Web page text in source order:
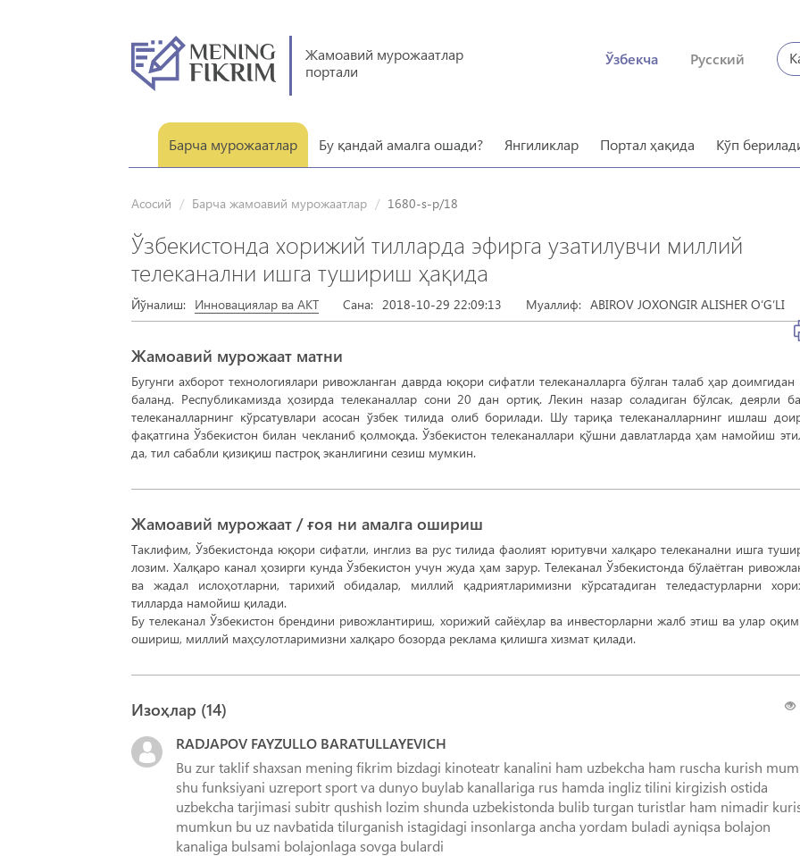
Жамоавий мурожаатлар
портали
Ўзбекча Русский
Барча мурожаатлар Бу қандай амалга ошади? Янгиликлар Портал ҳақида Кўп
Асосий Барча жамоавий мурожаатлар 1680-s-p/18
Ўзбекистонда хорижий тилларда эфирга узатилувчи миллий
телеканални ишга тушириш ҳақида
Йўналиш: Инновациялар ва АКТ Сана: 2018-10-29 22:09:13 Муаллиф: ABIROV JOXONGIR ALISHER O‘G‘LI
Жамоавий мурожаат матни
Бугунги ахборот технологиялари ривожланган даврда юқори сифатли телеканалларга бўлган талаб ҳар
баланд. Республикамизда ҳозирда телеканаллар сони 20 дан ортиқ. Лекин назар соладиган бўлсак, деярли
телеканалларнинг кўрсатувлари асосан ўзбек тилида олиб борилади. Шу тариқа телеканалларнинг ишлаш
фақатгина Ўзбекистон билан чекланиб қолмоқда. Ўзбекистон телеканаллари қўшни давлатларда ҳам намойиш
да, тил сабабли қизиқиш пастроқ эканлигини сезиш мумкин.
Жамоавий мурожаат / ғоя ни амалга ошириш
Таклифим, Ўзбекистонда юқори сифатли, инглиз ва рус тилида фаолият юритувчи халқаро телеканални ишга
лозим. Халқаро канал ҳозирги кунда Ўзбекистон учун жуда ҳам зарур. Телеканал Ўзбекистонда бўлаётган
ва жадал ислоҳотларни, тарихий обидалар, миллий қадриятларимизни кўрсатадиган теледастурларни
тилларда намойиш қилади.
Бу телеканал Ўзбекистон брендини ривожлантириш, хорижий сайёҳлар ва инвесторларни жалб этиш ва улар
Изоҳлар (14)
RADJAPOV FAYZULLO BARATULLAYEVICH
Bu zur taklif shaxsan mening fikrim bizdagi kinoteatr kanalini ham uzbekcha ham ruscha kurish
shu funksiyani uzreport sport va dunyo buylab kanallariga rus hamda ingliz tilini kirgizish ostida
uzbekcha tarjimasi subitr qushish lozim shunda uzbekistonda bulib turgan turistlar ham nimadir
mumkun bu uz navbatida tilurganish istagidagi insonlarga ancha yordam buladi ayniqsa bolajon
kanaliga bulsami bolajonlaga sovga bulardi